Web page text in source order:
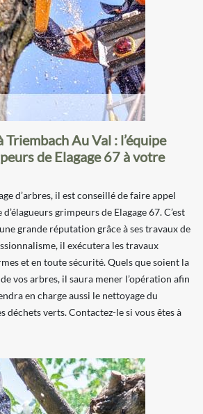
Triembach Au Val : l’équipe
de Elagage 67 à votre
d’arbres, il est conseillé de faire appel
grimpeurs de Elagage 67. C’est
grande réputation grâce à ses travaux de
il exécutera les travaux
et en toute sécurité. Quels que soient la
vos arbres, il saura mener l’opération afin
en charge aussi le nettoyage du
déchets verts. Contactez-le si vous êtes à